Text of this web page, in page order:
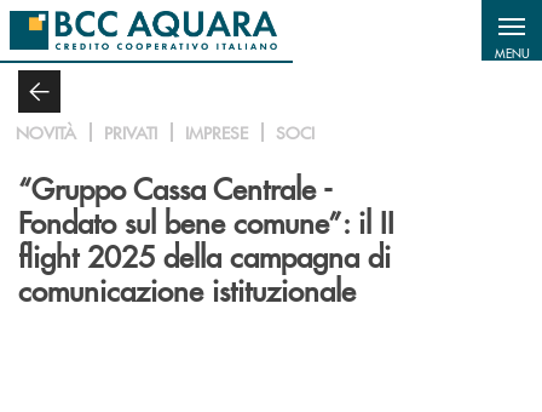
Salta al contenuto principale
MENU
NOVITÀ PRIVATI IMPRESE SOCI
“Gruppo Cassa Centrale -
Fondato sul bene comune”: il II
flight 2025 della campagna di
comunicazione istituzionale